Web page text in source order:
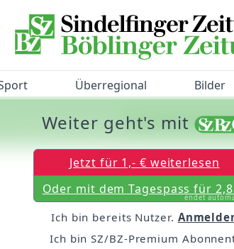
Überregional Bilder
Bürgerbarometer!
Weiter geht's mit
Jetzt für 1,- € weiterlesen
Oder mit dem Tagespass für
endet
Ich bin bereits Nutzer.
Ich bin SZ/BZ-Premium